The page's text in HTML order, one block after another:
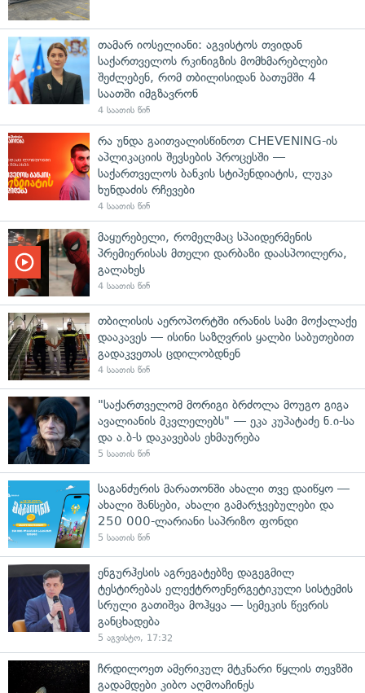
თამარ იოსელიანი: აგვისტოს თვიდან
საქართველოს რკინიგზის მომხმარებლები
შეძლებენ, რომ თბილისიდან ბათუმში 4
საათში იმგზავრონ
4 საათის წინ
რა უნდა გაითვალისწინოთ CHEVENING-ის
აპლიკაციის შევსების პროცესში —
საქართველოს ბანკის სტიპენდიატის, ლუკა
ხუნდაძის რჩევები
4 საათის წინ
მაყურებელი, რომელმაც სპაიდერმენის
პრემიერისას მთელი დარბაზი დაასპოილერა,
გალახეს
4 საათის წინ
თბილისის აეროპორტში ირანის სამი მოქალაქე
დააკავეს — ისინი საზღვრის ყალბი საბუთებით
გადაკვეთას ცდილობდნენ
4 საათის წინ
"საქართველომ მორიგი ბრძოლა მოუგო გიგა
ავალიანის მკვლელებს" — ეკა კუპატაძე ნ.ი-სა
და ა.ბ-ს დაკავებას ეხმაურება
5 საათის წინ
საგანძურის მარათონში ახალი თვე დაიწყო —
ახალი შანსები, ახალი გამარჯვებულები და
250 000-ლარიანი საპრიზო ფონდი
5 საათის წინ
ენგურჰესის აგრეგატებზე დაგეგმილ
ტესტირებას ელექტროენერგეტიკული სისტემის
სრული გათიშვა მოჰყვა — სემეკის წევრის
განცხადება
5 აგვისტო, 17:32
ჩრდილოეთ ამერიკულ მტკნარი წყლის თევზში
გადამდები კიბო აღმოაჩინეს